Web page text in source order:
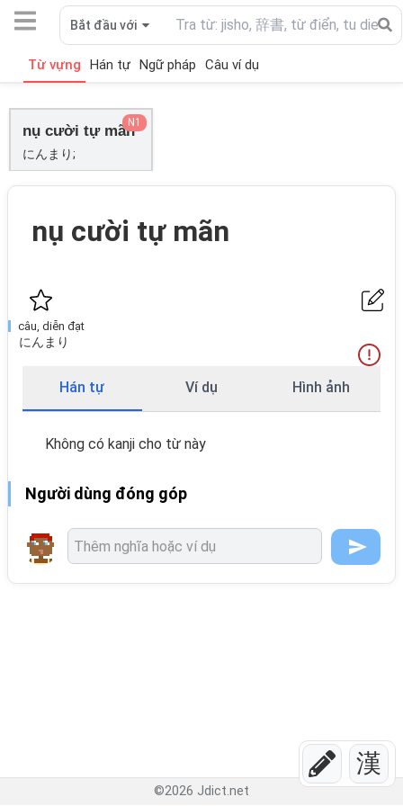
漢
Bắt đầu với
Từ vựng Hán tự Ngữ pháp Câu ví dụ
nụ cười tự mãn
にんまり;
N1
nụ cười tự mãn
câu, diễn đạt
にんまり
Hán tự Ví dụ Hình ảnh
Không có kanji cho từ này
Người dùng đóng góp
©2026 Jdict.net